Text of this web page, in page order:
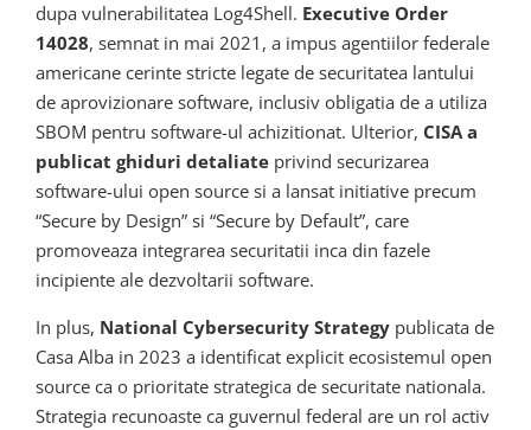
dupa vulnerabilitatea Log4Shell. Executive Order
14028, semnat in mai 2021, a impus agentiilor federale
americane cerinte stricte legate de securitatea lantului
de aprovizionare software, inclusiv obligatia de a utiliza
SBOM pentru software-ul achizitionat. Ulterior, CISA a
publicat ghiduri detaliate privind securizarea
software-ului open source si a lansat initiative precum
“Secure by Design” si “Secure by Default”, care
promoveaza integrarea securitatii inca din fazele
incipiente ale dezvoltarii software.
In plus, National Cybersecurity Strategy publicata de
Casa Alba in 2023 a identificat explicit ecosistemul open
source ca o prioritate strategica de securitate nationala.
Strategia recunoaste ca guvernul federal are un rol activ